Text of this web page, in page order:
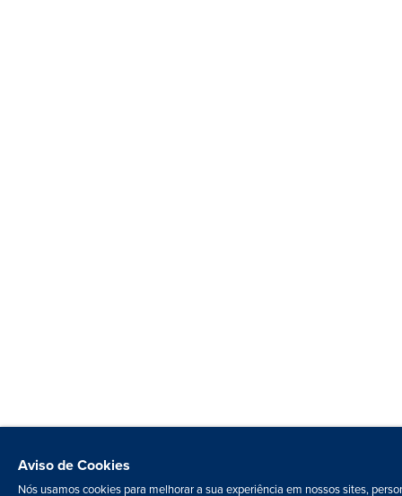
Aviso de Cookies
Nós usamos cookies para melhorar a sua experiência em nossos sites,